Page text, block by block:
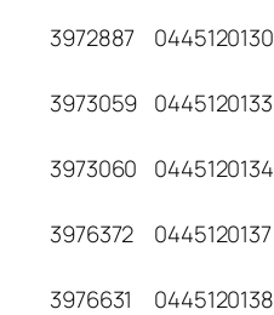
3972887 0445120130
3973059 0445120133
3973060 0445120134
3976372 0445120137
3976631 0445120138